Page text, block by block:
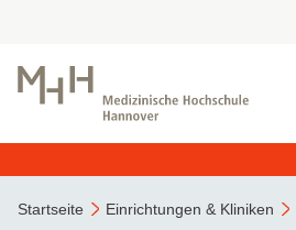
Startseite Einrichtungen & Kliniken